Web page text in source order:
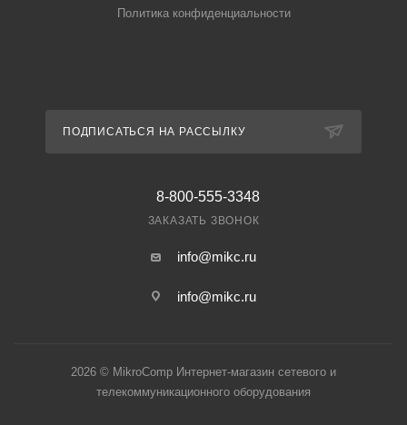
Политика конфиденциальности
ПОДПИСАТЬСЯ НА РАССЫЛКУ
8-800-555-3348
ЗАКАЗАТЬ ЗВОНОК
info@mikc.ru
info@mikc.ru
2026 © MikroComp Интернет-магазин сетевого и
телекоммуникационного оборудования